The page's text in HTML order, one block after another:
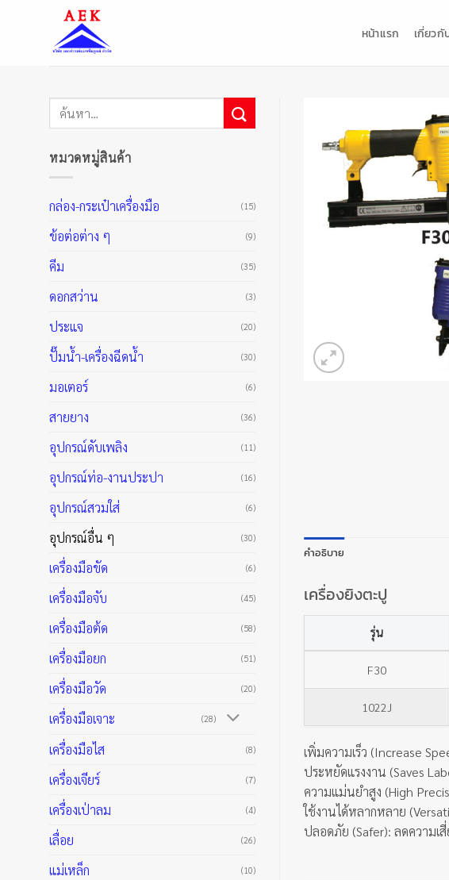
หน้าแรก เกี่ยวกั
ค้นหา:
หมวดหมู่สินค้า
กล่อง-กระเป๋าเครื่องมือ (15)
ข้อต่อต่าง ๆ (9)
คีม (35)
ดอกสว่าน (3)
ประแจ (20)
ปั๊มน้ำ-เครื่องฉีดน้ำ (30)
มอเตอร์ (6)
สายยาง (36)
อุปกรณ์ดับเพลิง (11)
อุปกรณ์ท่อ-งานประปา (16)
อุปกรณ์สวมใส่ (6)
อุปกรณ์อื่น ๆ (30)
เครื่องมือขัด (6)
เครื่องมือจับ (45)
เครื่องมือต้ด (58)
เครื่องมือยก (51)
เครื่องมือวัด (20)
เครื่องมือเจาะ (28)
เครื่องมือไส (8)
เครื่องเจียร์ (7)
เครื่องเป่าลม (4)
เลื่อย (26)
แม่เหล็ก (10)
คำอธิบาย
เครื่องยิงตะปู
รุ่น
F30
1022J
เพิ่มความเร็ว (Increase
ประหยัดแรงงาน (Saves
ความแม่นยำสูง (High
ใช้งานได้หลากหลาย
ปลอดภัย (Safer): ลดความเ